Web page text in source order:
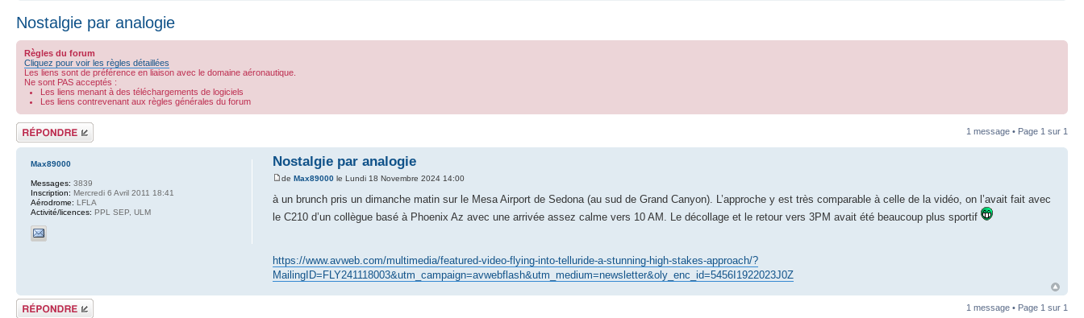
Nostalgie par analogie
Règles du forum
Cliquez pour voir les règles détaillées
Les liens sont de préférence en liaison avec le domaine aéronautique.
Ne sont PAS acceptés :
Les liens menant à des téléchargements de logiciels
Les liens contrevenant aux règles générales du forum
Répondre 1 message • Page 1 sur 1
Nostalgie par analogie
deMax89000 le Lundi 18 Novembre 2024 14:00
à un brunch pris un dimanche matin sur le Mesa Airport de Sedona (au sud de Grand Canyon). L’approche y est très comparable à celle de la vidéo, on l’avait fait avec
le C210 d’un collègue basé à Phoenix Az avec une arrivée assez calme vers 10 AM. Le décollage et le retour vers 3PM avait été beaucoup plus sportif
https://www.avweb.com/multimedia/featured-video-flying-into-telluride-a-stunning-high-stakes-approach/?
MailingID=FLY241118003&utm_campaign=avwebflash&utm_medium=newsletter&oly_enc_id=5456I1922023J0Z
Max89000
Messages: 3839
Inscription: Mercredi 6 Avril 2011 18:41
Aérodrome: LFLA
Activité/licences: PPL SEP, ULM
Répondre 1 message • Page 1 sur 1